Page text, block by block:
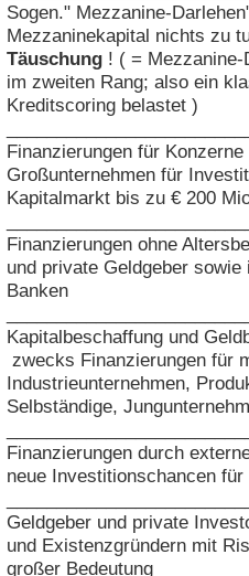
Sogen." Mezzanine-
Mezzaninekapital nichts zu
Täuschung ! ( =
im zweiten Rang; also ein
Kreditscoring belastet )
Finanzierungen für
Großunternehmen für
Kapitalmarkt bis zu € 200
Finanzierungen ohne
und private Geldgeber
Banken
Kapitalbeschaffung und
zwecks Finanzierungen für
Industrieunternehmen,
Selbständige,
Finanzierungen durch
neue Investitionschancen
Geldgeber und private
und Existenzgründern mit
großer Bedeutung